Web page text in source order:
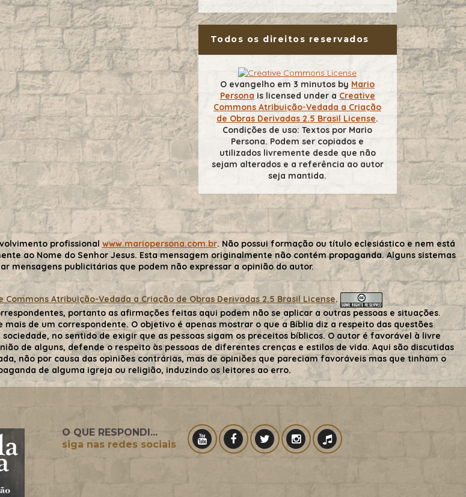
Todos os direitos reservados
O evangelho em 3 minutos by Mario
Persona is licensed under a Creative
Commons Atribuição-Vedada a Criação
de Obras Derivadas 2.5 Brasil License.
Condições de uso: Textos por Mario
Persona. Podem ser copiados e
utilizados livremente desde que não
sejam alterados e a referência ao autor
seja mantida.
profissional www.mariopersona.com.br. Não possui formação ou título eclesiástico e nem está
ao Nome do Senhor Jesus. Esta mensagem originalmente não contém propaganda. Alguns sistemas
mensagens publicitárias que podem não expressar a opinião do autor.
Commons Atribuição-Vedada a Criação de Obras Derivadas 2.5 Brasil License.
portanto as afirmações feitas aqui podem não se aplicar a outras pessoas e situações.
de um correspondente. O objetivo é apenas mostrar o que a Bíblia diz a respeito das questões
no sentido de exigir que as pessoas sigam os preceitos bíblicos. O autor é favorável à livre
de alguns, defende o respeito às pessoas de diferentes crenças e estilos de vida. Aqui são discutidas
não por causa das opiniões contrárias, mas de opiniões que pareciam favoráveis mas que tinham o
de alguma igreja ou religião, induzindo os leitores ao erro.
O QUE RESPONDI...
siga nas redes sociais